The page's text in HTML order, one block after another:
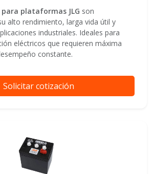
para plataformas JLG son
alto rendimiento, larga vida útil y
industriales. Ideales para
eléctricos que requieren máxima
constante.
Solicitar cotización